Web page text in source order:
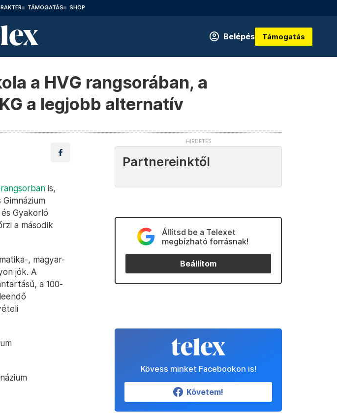
TÁMOGATÁS SHOP
Belépés Támogatás
a HVG rangsorában, a
a legjobb alternatív
is,
Gyakorló
a második
, magyar-
jók. A
a 100-
Partnereinktől
Állítsd be a Telexet
megbízható forrásnak!
Beállítom
Kövess minket Facebookon is!
Követem!